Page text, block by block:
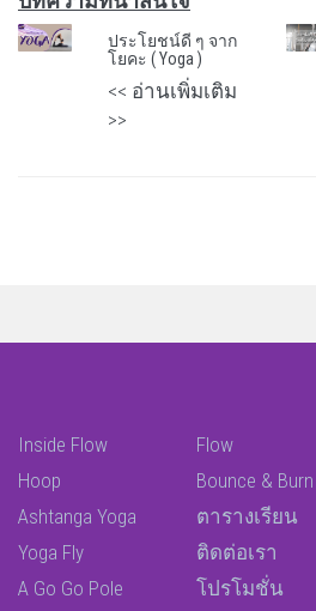
ประโยชน์ดี ๆ จาก
โยคะ ( Yoga )
<< อ่านเพิ่มเติม
>>
Inside Flow
Hoop
Ashtanga Yoga
Yoga Fly
A Go Go Pole
Flow
Bounce & Burn
ตารางเรียน
ติดต่อเรา
โปรโมชั่น